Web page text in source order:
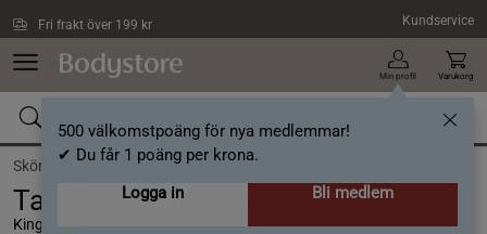
Fri frakt över 199 kr Kundservice
Min profil
500 välkomstpoäng för nya medlemmar!
✔ Du får 1 poäng per krona.
Logga in
Bli medlem
Varukorg
Skönhet /Munhälsa /Tandkräm
Tandkräm Barn Jordgubb 100 ml
Kingfisher